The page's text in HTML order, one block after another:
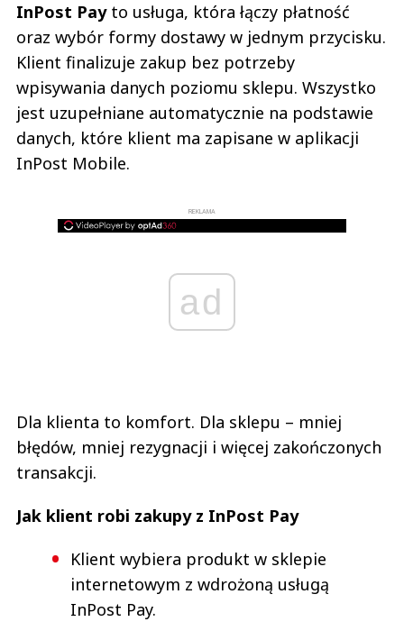
InPost Payto usługa, która łączy płatność
oraz wybór formy dostawy w jednym przycisku.
Klient finalizuje zakup bez potrzeby
wpisywania danych poziomu sklepu. Wszystko
jest uzupełniane automatycznie na podstawie
danych, które klient ma zapisane w aplikacji
InPost Mobile.
REKLAMA
ad
Dla klienta to komfort. Dla sklepu – mniej
błędów, mniej rezygnacji i więcej zakończonych
transakcji.
Jak klient robi zakupy z InPost Pay
Klient wybiera produkt w sklepie
internetowym z wdrożoną usługą
InPost Pay.